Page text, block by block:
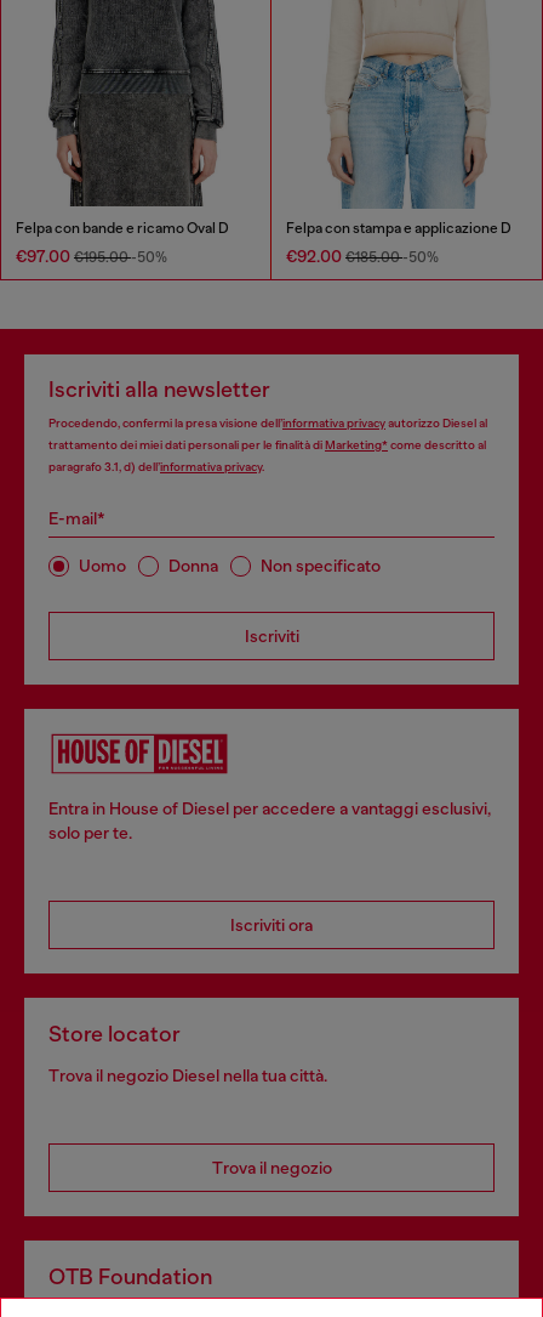
Felpa con bande e ricamo Oval D
€97.00 €195.00-50%
Felpa con stampa e applicazione D
€92.00 €185.00-50%
Iscriviti alla newsletter
Procedendo, confermi la presa visione dell’informativa privacyautorizzo Diesel al
trattamento dei miei dati personali per le finalità diMarketing*come descritto al
paragrafo 3.1, d) dell’informativa privacy.
E-mail*
Uomo Donna Non specificato
Iscriviti
Entra in House of Diesel per accedere a vantaggi esclusivi,
solo per te.
Iscriviti ora
Store locator
Trova il negozio Diesel nella tua città.
Trova il negozio
OTB Foundation